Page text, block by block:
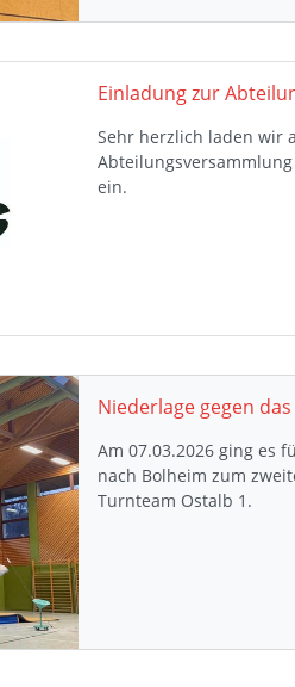
Sehr herzlich laden wir
ein.
Niederlage gegen
Am 07.03.2026 ging es
nach Bolheim zum
Turnteam Ostalb 1.